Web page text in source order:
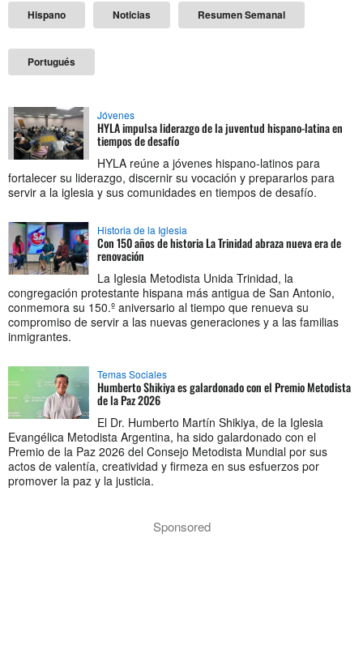
Hispano Noticias Resumen Semanal
Portugués
Jóvenes
HYLA impulsa liderazgo de la juventud hispano-latina en
tiempos de desafío
HYLA reúne a jóvenes hispano-latinos para
fortalecer su liderazgo, discernir su vocación y prepararlos para
servir a la iglesia y sus comunidades en tiempos de desafío.
Historia de la Iglesia
Con 150 años de historia La Trinidad abraza nueva era de
renovación
La Iglesia Metodista Unida Trinidad, la
congregación protestante hispana más antigua de San Antonio,
conmemora su 150.º aniversario al tiempo que renueva su
compromiso de servir a las nuevas generaciones y a las familias
inmigrantes.
Temas Sociales
Humberto Shikiya es galardonado con el Premio Metodista
de la Paz 2026
El Dr. Humberto Martín Shikiya, de la Iglesia
Evangélica Metodista Argentina, ha sido galardonado con el
Premio de la Paz 2026 del Consejo Metodista Mundial por sus
actos de valentía, creatividad y firmeza en sus esfuerzos por
promover la paz y la justicia.
Sponsored